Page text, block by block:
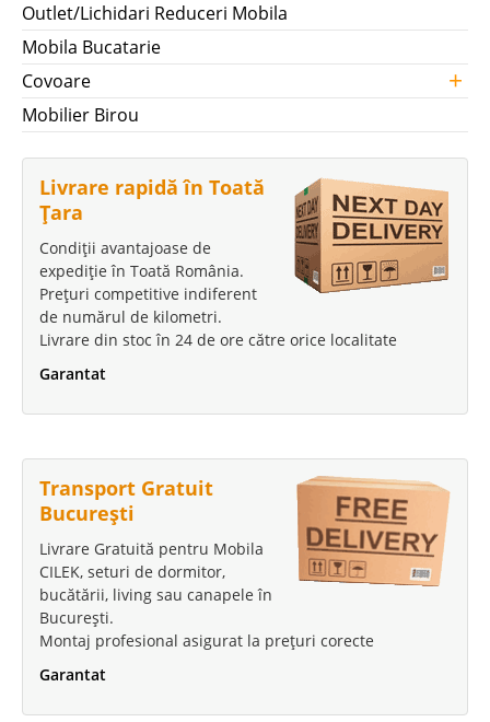
Outlet/Lichidari Reduceri Mobila
Mobila Bucatarie
Covoare
+
Mobilier Birou
Livrare rapidă în Toată
Țara
Condiții avantajoase de
expediție în Toată România.
Prețuri competitive indiferent
de numărul de kilometri.
Livrare din stoc în 24 de ore către orice localitate
Garantat
Transport Gratuit
București
Livrare Gratuită pentru Mobila
CILEK, seturi de dormitor,
bucătării, living sau canapele în
București.
Montaj profesional asigurat la prețuri corecte
Garantat